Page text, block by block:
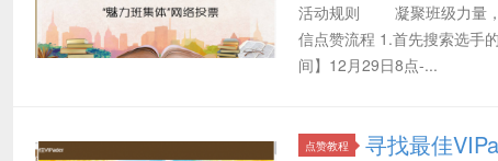
活动规则 凝聚班级力量，
信点赞流程 1.首先搜索选手
间】12月29日8点-...
点赞教程 寻找最佳